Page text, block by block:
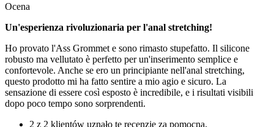
Ocena
Un'esperienza rivoluzionaria per l'anal stretching!
Ho provato l'Ass Grommet e sono rimasto stupefatto. Il silicone
robusto ma vellutato è perfetto per un'inserimento semplice e
confortevole. Anche se ero un principiante nell'anal stretching,
questo prodotto mi ha fatto sentire a mio agio e sicuro. La
sensazione di essere così esposto è incredibile, e i risultati visibili
dopo poco tempo sono sorprendenti.
2 z 2 klientów uznało tę recenzję za pomocną.